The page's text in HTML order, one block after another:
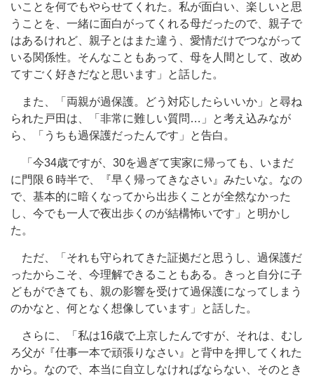
いことを何でもやらせてくれた。私が面白い、楽しいと思
うことを、一緒に面白がってくれる母だったので、親子で
はあるけれど、親子とはまた違う、愛情だけでつながって
いる関係性。そんなこともあって、母を人間として、改め
てすごく好きだなと思います」と話した。
また、「両親が過保護。どう対応したらいいか」と尋ね
られた戸田は、「非常に難しい質問…」と考え込みなが
ら、「うちも過保護だったんです」と告白。
「今34歳ですが、30を過ぎて実家に帰っても、いまだ
に門限６時半で、『早く帰ってきなさい』みたいな。なの
で、基本的に暗くなってから出歩くことが全然なかった
し、今でも一人で夜出歩くのが結構怖いです」と明かし
た。
ただ、「それも守られてきた証拠だと思うし、過保護だ
ったからこそ、今理解できることもある。きっと自分に子
どもができても、親の影響を受けて過保護になってしまう
のかなと、何となく想像しています」と話した。
さらに、「私は16歳で上京したんですが、それは、むし
ろ父が『仕事一本で頑張りなさい』と背中を押してくれた
から。なので、本当に自立しなければならない、そのとき